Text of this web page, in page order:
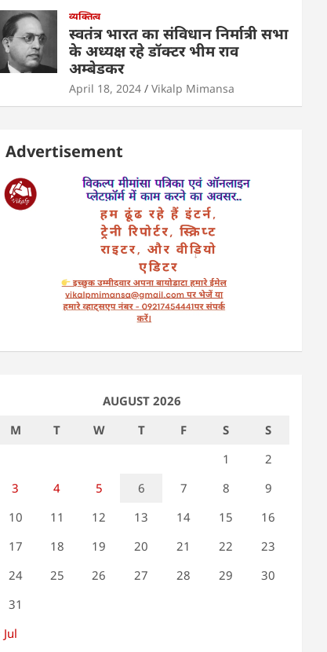
व्यक्तित्व
स्वतंत्र भारत का संविधान निर्मात्री सभा
के अध्यक्ष रहे डॉक्टर भीम राव
अम्बेडकर
April 18, 2024 Vikalp Mimansa
Advertisement
AUGUST 2026
M
T W T F S
S
1
2
3
4 5 6 7 8
9
10
11 12 13 14 15
16
17
18 19 20 21 22
23
24
25 26 27 28 29
30
31
Jul